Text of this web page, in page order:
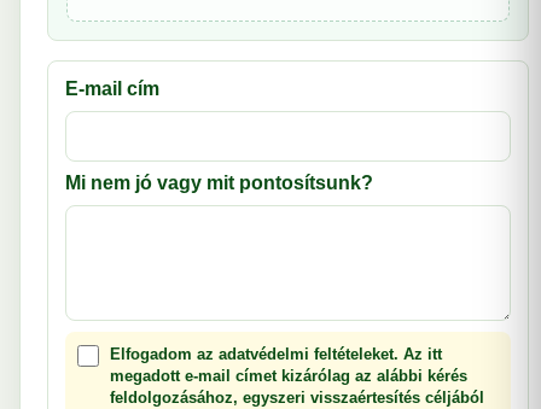
E-mail cím
Mi nem jó vagy mit pontosítsunk?
Elfogadom az adatvédelmi feltételeket. Az itt
megadott e-mail címet kizárólag az alábbi kérés
feldolgozásához, egyszeri visszaértesítés céljából